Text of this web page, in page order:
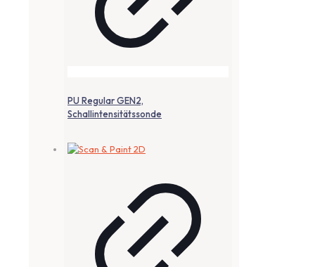
PU Regular GEN2,
Schallintensitätssonde